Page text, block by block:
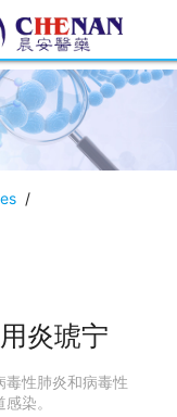
炎琥宁
毒性肺炎和病毒性
染。